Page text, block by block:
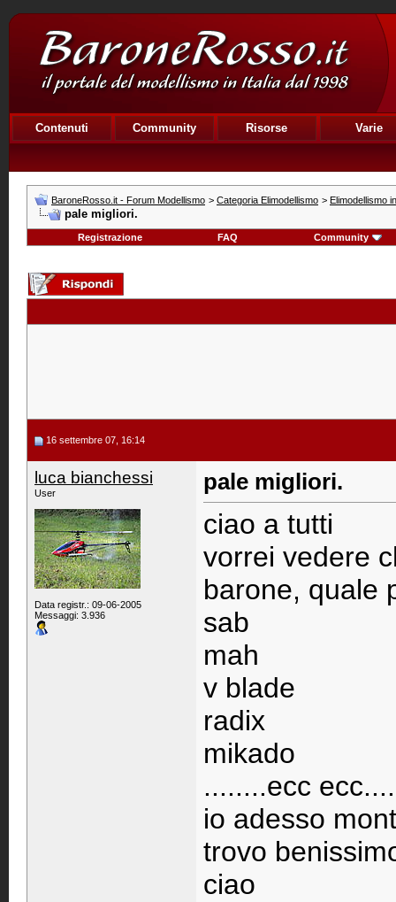
Contenuti Community Risorse Varie
BaroneRosso.it - Forum Modellismo > Categoria Elimodellismo > Elimodellismo
pale migliori.
Registrazione FAQ Community
16 settembre 07, 16:14
luca bianchessi
User
Data registr.: 09-06-2005
Messaggi: 3.936
pale migliori.
ciao a tutti
vorrei vedere
barone, quale
sab
mah
v blade
radix
mikado
........ecc
io adesso
trovo
ciao